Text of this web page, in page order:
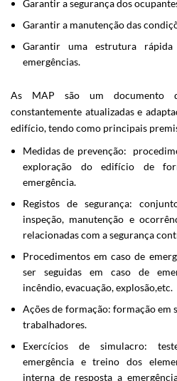
Garantir a segurança dos
Garantir a manutenção das
Garantir uma estrutura
emergências.
As MAP são um docum​​ento​
constantemente atualizadas e
edifício, tendo como principais
Medidas de prevenção:
exploração do edifício de
emergência.
Registos de segurança:
inspeção, manutenção e
relacionadas com a segurança
Procedimentos em caso de
ser seguidas em caso de
incêndio, evacuação, explosão,etc.
Ações de formação: formação em
trabalhadores.
Exercícios de simulacro:
emergência e treino dos
interna de resposta a